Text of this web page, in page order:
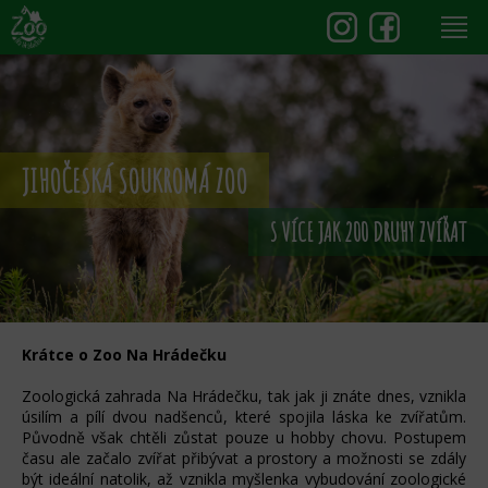
JIHOČESKÁ SOUKROMÁ ZOO
S VÍCE JAK 200 DRUHY ZVÍŘAT
Krátce o Zoo Na Hrádečku
Zoologická zahrada Na Hrádečku, tak jak ji znáte dnes, vznikla
úsilím a pílí dvou nadšenců, které spojila láska ke zvířatům.
Původně však chtěli zůstat pouze u hobby chovu. Postupem
času ale začalo zvířat přibývat a prostory a možnosti se zdály
být ideální natolik, až vznikla myšlenka vybudování zoologické